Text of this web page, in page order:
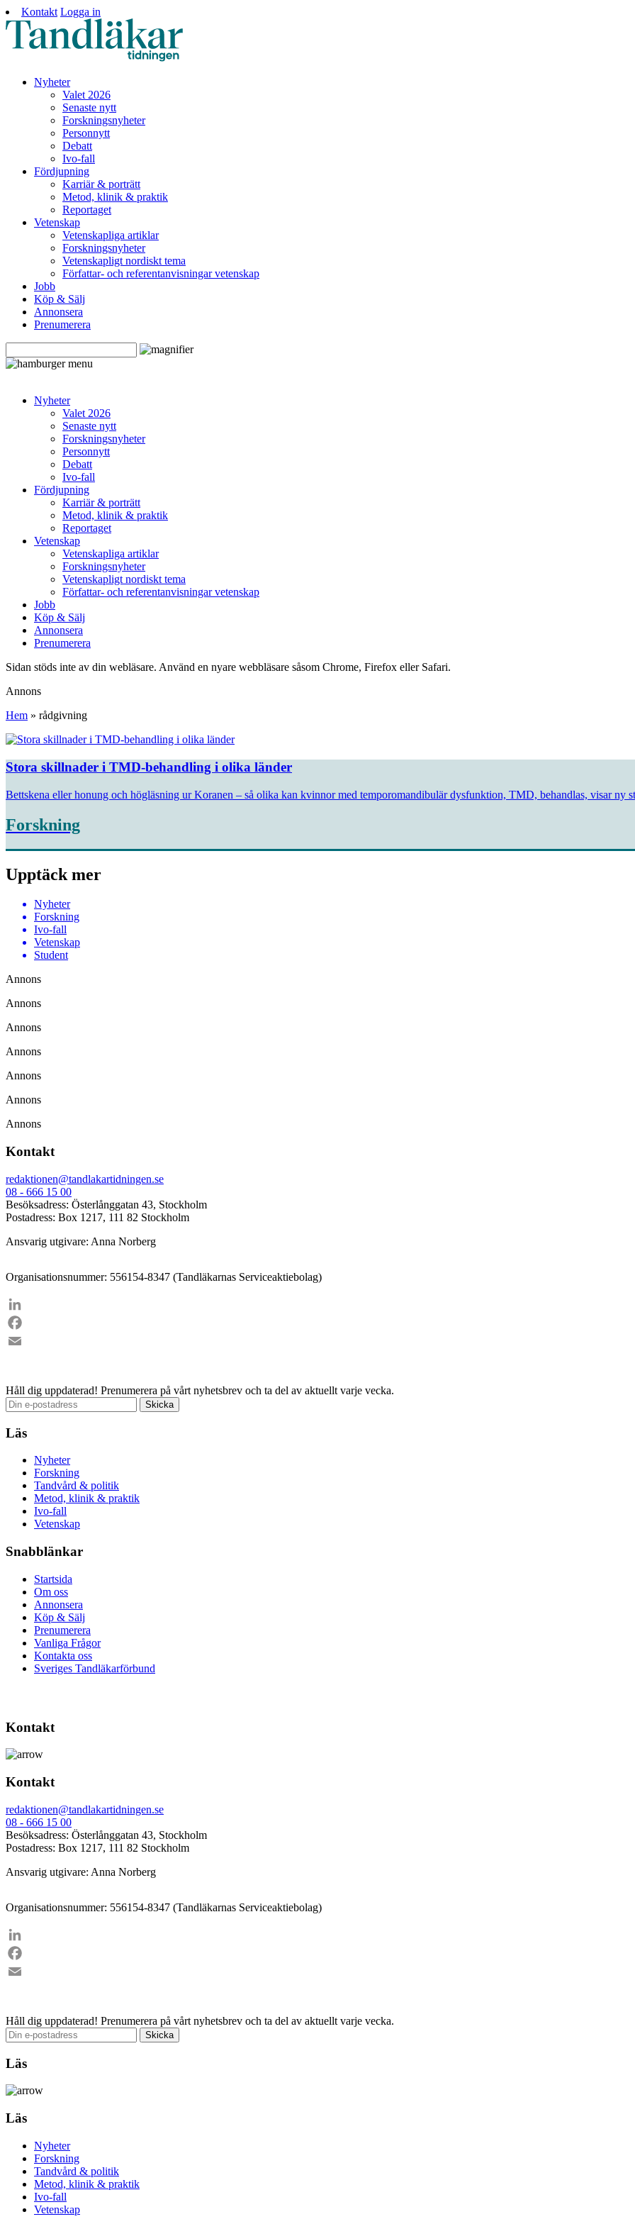
Kontakt Logga in
Nyheter
Valet 2026
Senaste nytt
Forskningsnyheter
Personnytt
Debatt
Ivo-fall
Fördjupning
Karriär & porträtt
Metod, klinik & praktik
Reportaget
Vetenskap
Vetenskapliga artiklar
Forskningsnyheter
Vetenskapligt nordiskt tema
Författar- och referentanvisningar vetenskap
Jobb
Köp & Sälj
Annonsera
Prenumerera
Nyheter
Valet 2026
Senaste nytt
Forskningsnyheter
Personnytt
Debatt
Ivo-fall
Fördjupning
Karriär & porträtt
Metod, klinik & praktik
Reportaget
Vetenskap
Vetenskapliga artiklar
Forskningsnyheter
Vetenskapligt nordiskt tema
Författar- och referentanvisningar vetenskap
Jobb
Köp & Sälj
Annonsera
Prenumerera
Sidan stöds inte av din webläsare. Använd en nyare webbläsare såsom Chrome, Firefox eller Safari.
Annons
Hem » rådgivning
Stora skillnader i TMD-behandling i olika länder
Bettskena eller honung och högläsning ur Koranen – så olika kan kvinnor med temporomandibulär dysfunktion, TMD, behandlas, visar ny
Forskning
Upptäck mer
Nyheter
Forskning
Ivo-fall
Vetenskap
Student
Annons
Annons
Annons
Annons
Annons
Annons
Annons
Kontakt
redaktionen@tandlakartidningen.se
08 - 666 15 00
Besöksadress: Österlånggatan 43, Stockholm
Postadress: Box 1217, 111 82 Stockholm
Ansvarig utgivare: Anna Norberg
Organisationsnummer: 556154-8347 (Tandläkarnas Serviceaktiebolag)
LinkedIn
Facebook
Håll dig uppdaterad! Prenumerera på vårt nyhetsbrev och ta del av aktuellt varje vecka.
Läs
Nyheter
Forskning
Tandvård & politik
Metod, klinik & praktik
Ivo-fall
Vetenskap
Snabblänkar
Startsida
Om oss
Annonsera
Köp & Sälj
Prenumerera
Vanliga Frågor
Kontakta oss
Sveriges Tandläkarförbund
Kontakt
Kontakt
redaktionen@tandlakartidningen.se
08 - 666 15 00
Besöksadress: Österlånggatan 43, Stockholm
Postadress: Box 1217, 111 82 Stockholm
Ansvarig utgivare: Anna Norberg
Organisationsnummer: 556154-8347 (Tandläkarnas Serviceaktiebolag)
LinkedIn
Facebook
Håll dig uppdaterad! Prenumerera på vårt nyhetsbrev och ta del av aktuellt varje vecka.
Läs
Läs
Nyheter
Forskning
Tandvård & politik
Metod, klinik & praktik
Ivo-fall
Vetenskap